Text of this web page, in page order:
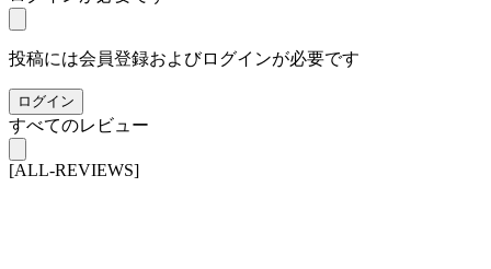
投稿には会員登録およびログインが必要です
ログイン
すべてのレビュー
[ALL-REVIEWS]